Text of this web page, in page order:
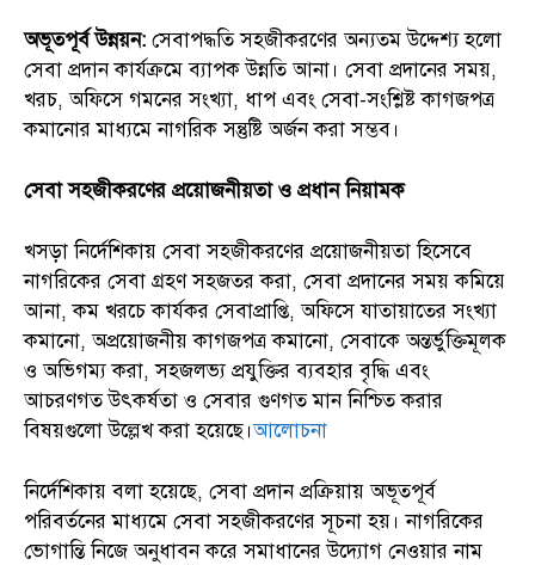
অভূতপূর্ব উন্নয়ন: সেবাপদ্ধতি সহজীকরণের অন্যতম উদ্দেশ্য হলো
সেবা প্রদান কার্যক্রমে ব্যাপক উন্নতি আনা। সেবা প্রদানের সময়,
খরচ, অফিসে গমনের সংখ্যা, ধাপ এবং সেবা-সংশ্লিষ্ট কাগজপত্র
কমানোর মাধ্যমে নাগরিক সন্তুষ্টি অর্জন করা সম্ভব।
সেবা সহজীকরণের প্রয়োজনীয়তা ও প্রধান নিয়ামক
খসড়া নির্দেশিকায় সেবা সহজীকরণের প্রয়োজনীয়তা হিসেবে
নাগরিকের সেবা গ্রহণ সহজতর করা, সেবা প্রদানের সময় কমিয়ে
আনা, কম খরচে কার্যকর সেবাপ্রাপ্তি, অফিসে যাতায়াতের সংখ্যা
কমানো, অপ্রয়োজনীয় কাগজপত্র কমানো, সেবাকে অন্তর্ভুক্তিমূলক
ও অভিগম্য করা, সহজলভ্য প্রযুক্তির ব্যবহার বৃদ্ধি এবং
আচরণগত উৎকর্ষতা ও সেবার গুণগত মান নিশ্চিত করার
বিষয়গুলো উল্লেখ করা হয়েছে।আলোচনা
নির্দেশিকায় বলা হয়েছে, সেবা প্রদান প্রক্রিয়ায় অভূতপূর্ব
পরিবর্তনের মাধ্যমে সেবা সহজীকরণের সূচনা হয়। নাগরিকের
ভোগান্তি নিজে অনুধাবন করে সমাধানের উদ্যোগ নেওয়ার নাম